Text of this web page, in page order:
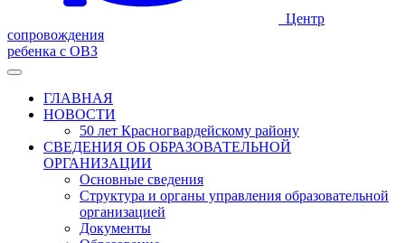
Центр
сопровождения
ребенка с ОВЗ
ГЛАВНАЯ
НОВОСТИ
50 лет Красногвардейскому району
СВЕДЕНИЯ ОБ ОБРАЗОВАТЕЛЬНОЙ
ОРГАНИЗАЦИИ
Основные сведения
Структура и органы управления образовательной
организацией
Документы